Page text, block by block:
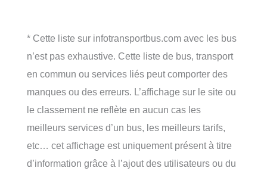
* Cette liste sur infotransportbus.com avec les bus
n’est pas exhaustive. Cette liste de bus, transport
en commun ou services liés peut comporter des
manques ou des erreurs. L’affichage sur le site ou
le classement ne reflète en aucun cas les
meilleurs services d’un bus, les meilleurs tarifs,
etc… cet affichage est uniquement présent à titre
d’information grâce à l’ajout des utilisateurs ou du